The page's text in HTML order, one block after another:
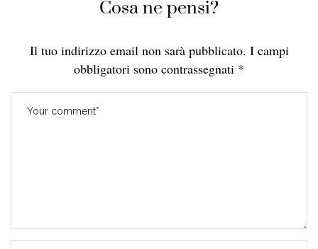
Cosa ne pensi?
Il tuo indirizzo email non sarà pubblicato. I campi
obbligatori sono contrassegnati *